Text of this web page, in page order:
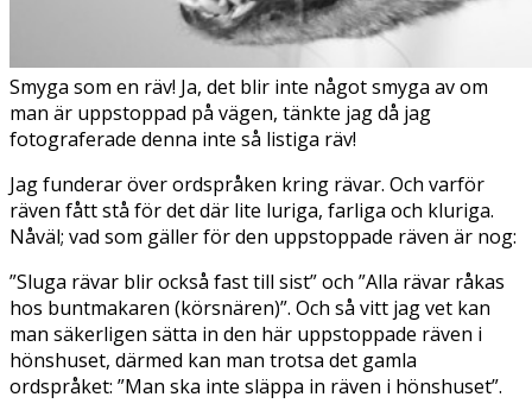
Smyga som en räv! Ja, det blir inte något smyga av om
man är uppstoppad på vägen, tänkte jag då jag
fotograferade denna inte så listiga räv!
Jag funderar över ordspråken kring rävar. Och varför
räven fått stå för det där lite luriga, farliga och kluriga.
Nåväl; vad som gäller för den uppstoppade räven är nog:
”Sluga rävar blir också fast till sist” och ”Alla rävar råkas
hos buntmakaren (körsnären)”. Och så vitt jag vet kan
man säkerligen sätta in den här uppstoppade räven i
hönshuset, därmed kan man trotsa det gamla
ordspråket: ”Man ska inte släppa in räven i hönshuset”.